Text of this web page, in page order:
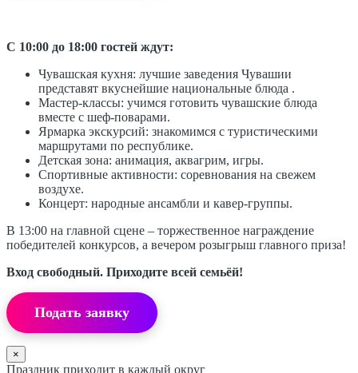
С 10:00 до 18:00 гостей ждут:
Чувашская кухня: лучшие заведения Чувашии
представят вкуснейшие национальные блюда .
Мастер-классы: учимся готовить чувашские блюда
вместе с шеф-поварами.
Ярмарка экскурсий: знакомимся с туристическими
маршрутами по республике.
Детская зона: анимация, аквагрим, игры.
Спортивные активности: соревнования на свежем
воздухе.
Концерт: народные ансамбли и кавер-группы.
В 13:00 на главной сцене – торжественное награждение
победителей конкурсов, а вечером розыгрыш главного приза!
Вход свободный. Приходите всей семьёй!
Подать заявку
×
Праздник приходит в каждый округ